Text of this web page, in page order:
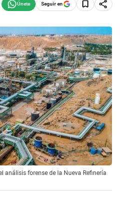
Seguir en
análisis forense de la Nueva Refinería